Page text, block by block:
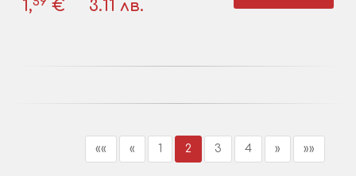
1, € 3.11 лв.
«« « 1 2 3 4 » »»